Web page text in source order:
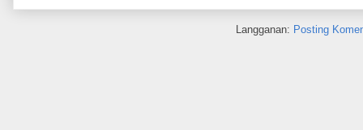
Langganan: Posting